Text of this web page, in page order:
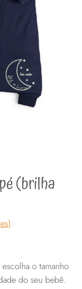
(brilha
o tamanho
do seu bebê.